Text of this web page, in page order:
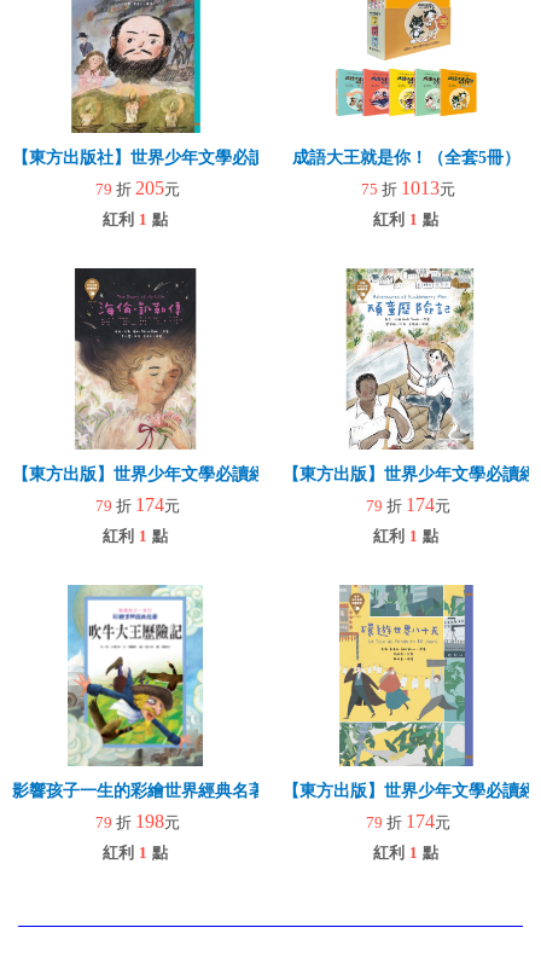
【東方出版社】世界少年文學必讀經典60-孤星淚
79 折 205元
紅利 1 點
成語大王就是你！（全套5冊）
75 折 1013元
紅利 1 點
【東方出版】世界少年文學必讀經典60-海倫．凱勒傳
79 折 174元
紅利 1 點
【東方出版】世界少年文學必讀
79 折 174元
紅利 1 點
影響孩子一生的彩繪世界經典名著──吹牛大王歷險記
79 折 198元
紅利 1 點
【東方出版】世界少年文學必讀
79 折 174元
紅利 1 點